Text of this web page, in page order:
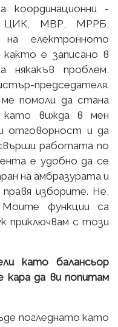
координационни -
ЦИК, МВР, МРРБ,
електронното
както е записано в
някакъв проблем,
председателя.
помоли да стана
като вижда в мен
отговорност и да
работата по
е удобно да се
на амбразурата и
изборите. Не,
функции са
приключвам с този
като балансьор
да ви попитам
погледнато като